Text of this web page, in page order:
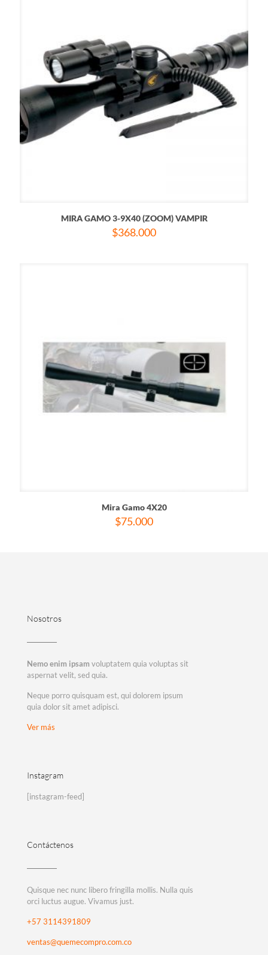
MIRA GAMO 3-9X40 (ZOOM) VAMPIR
$368.000
Mira Gamo 4X20
$75.000
Nosotros
Nemo enim ipsam voluptatem quia voluptas sit
aspernat velit, sed quia.
Neque porro quisquam est, qui dolorem ipsum
quia dolor sit amet adipisci.
Ver más
Instagram
[instagram-feed]
Contáctenos
Quisque nec nunc libero fringilla mollis. Nulla quis
orci luctus augue. Vivamus just.
+57 3114391809
ventas@quemecompro.com.co